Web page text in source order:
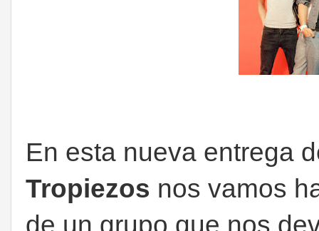
En esta nueva entrega
Tropiezos nos vamos
de un grupo que nos